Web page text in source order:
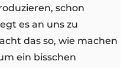
schon
es an uns zu
das so, wie machen
ein bisschen